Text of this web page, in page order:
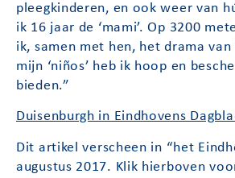
pleegkinderen, en ook weer van
ik 16 jaar de ‘mami’. Op 3200
ik, samen met hen, het drama
mijn ‘niños’ heb ik hoop en
bieden.”
Duisenburgh in Eindhovens
Dit artikel verscheen in “het
augustus 2017. Klik hierboven